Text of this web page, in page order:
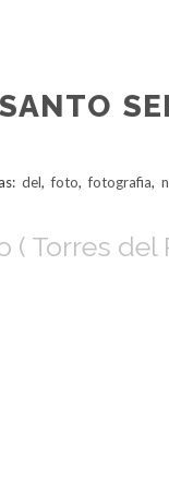
del, foto, fotografia,
Torres del